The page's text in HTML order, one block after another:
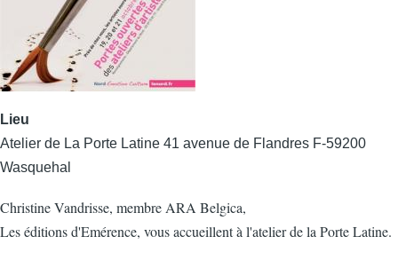
Lieu
Atelier de La Porte Latine 41 avenue de Flandres F-59200
Wasquehal
Christine Vandrisse, membre ARA Belgica,
Les éditions d'Emérence, vous accueillent à l'atelier de la Porte Latine.